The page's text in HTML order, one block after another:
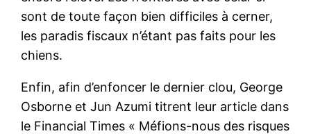
sont de toute façon bien difficiles à cerner,
les paradis fiscaux n’étant pas faits pour les
chiens.
Enfin, afin d’enfoncer le dernier clou, George
Osborne et Jun Azumi titrent leur article dans
le Financial Times « Méfions-nous des risques